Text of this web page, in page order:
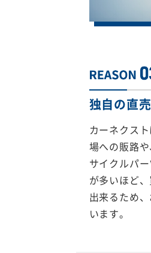
独自の直
カーネクス
場への販路
サイクルパ
が多いほど
出来るため
います。